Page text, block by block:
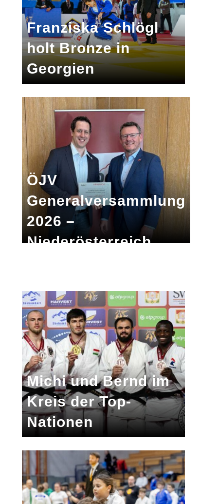
Franziska Schlögl
holt Bronze in
Georgien
ÖJV
Generalversammlung
2026 –
Niederösterreich
Michi und Bernd im
Kreis der Top-
Nationen